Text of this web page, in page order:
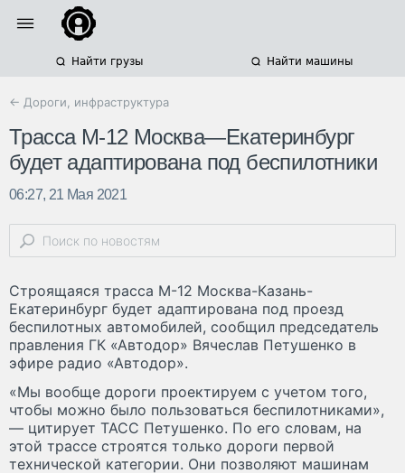
Найти грузы Найти машины
← Дороги, инфраструктура
Трасса M-12 Москва—Екатеринбург
будет адаптирована под беспилотники
06:27, 21 Мая 2021
Строящаяся трасса М-12 Москва-Казань-
Екатеринбург будет адаптирована под проезд
беспилотных автомобилей, сообщил председатель
правления ГК «Автодор» Вячеслав Петушенко в
эфире радио «Автодор».
«Мы вообще дороги проектируем с учетом того,
чтобы можно было пользоваться беспилотниками»,
— цитирует ТАСС Петушенко. По его словам, на
этой трассе строятся только дороги первой
технической категории. Они позволяют машинам